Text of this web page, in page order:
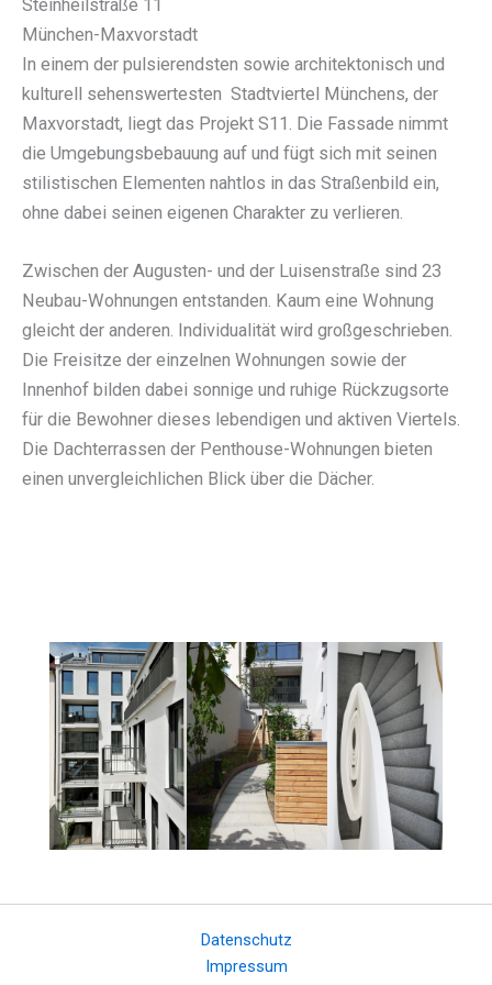
Steinheilstraße 11
München-Maxvorstadt
In einem der pulsierendsten sowie architektonisch und
kulturell sehenswertesten Stadtviertel Münchens, der
Maxvorstadt, liegt das Projekt S11. Die Fassade nimmt
die Umgebungsbebauung auf und fügt sich mit seinen
stilistischen Elementen nahtlos in das Straßenbild ein,
ohne dabei seinen eigenen Charakter zu verlieren.
Zwischen der Augusten- und der Luisenstraße sind 23
Neubau-Wohnungen entstanden. Kaum eine Wohnung
gleicht der anderen. Individualität wird großgeschrieben.
Die Freisitze der einzelnen Wohnungen sowie der
Innenhof bilden dabei sonnige und ruhige Rückzugsorte
für die Bewohner dieses lebendigen und aktiven Viertels.
Die Dachterrassen der Penthouse-Wohnungen bieten
einen unvergleichlichen Blick über die Dächer.
Datenschutz
Impressum